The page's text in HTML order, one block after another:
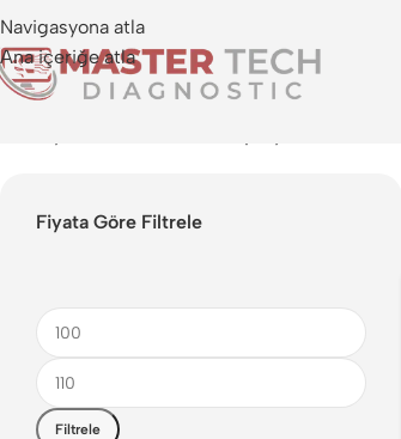
Navigasyona atla
Ana içeriğe atla
Fiyata Göre Filtrele
Filtrele